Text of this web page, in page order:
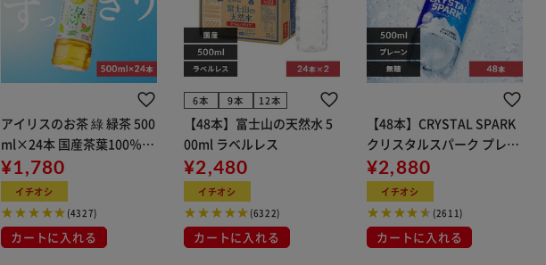
アイリスのお茶 綠 緑茶 500
ml×24本 国産茶葉100％使
用
¥1,780
イチオシ
(4327)
カートに入れる
6本 9本 12本
【48本】富士山の天然水 5
00ml ラベルレス
¥2,480
イチオシ
(6322)
カートに入れる
【48本】CRYSTAL SPARK
クリスタルスパーク プレー
ン 500ml
¥2,880
イチオシ
(2611)
カートに入れる